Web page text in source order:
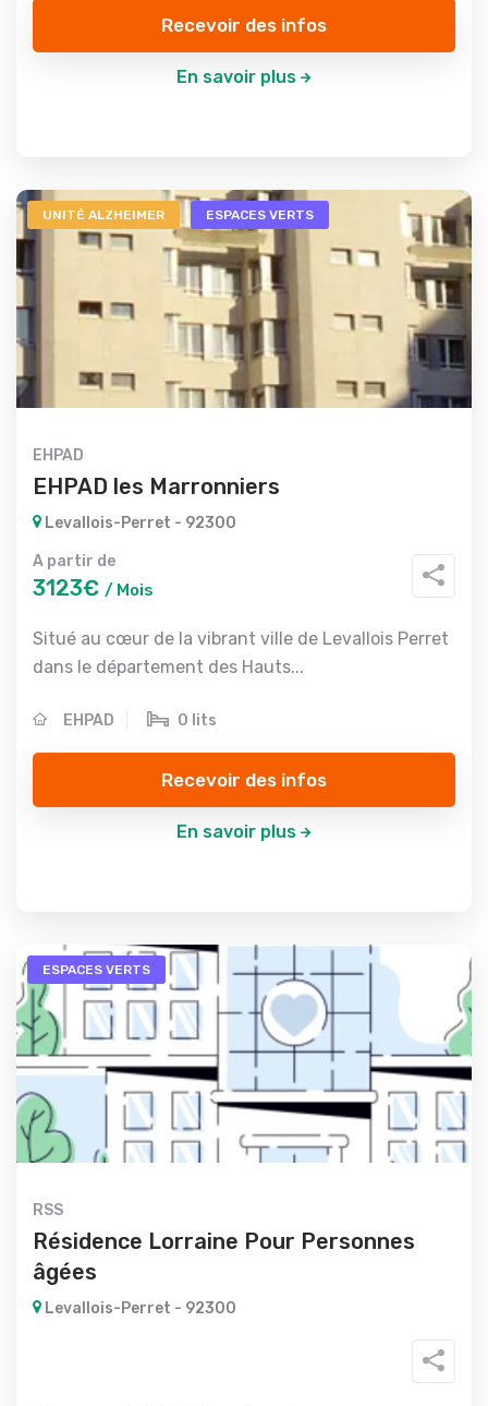
Recevoir des infos
En savoir plus
UNITÉ ALZHEIMER ESPACES VERTS
EHPAD
EHPAD les Marronniers
Levallois-Perret - 92300
A partir de
3123€ / Mois
Situé au cœur de la vibrant ville de Levallois Perret
dans le département des Hauts...
EHPAD 0 lits
Recevoir des infos
En savoir plus
ESPACES VERTS
RSS
Résidence Lorraine Pour Personnes
âgées
Levallois-Perret - 92300